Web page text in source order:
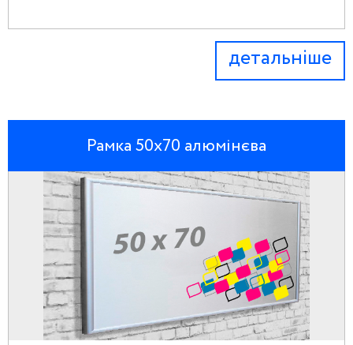
детальніше
Рамка 50х70 алюмінєва